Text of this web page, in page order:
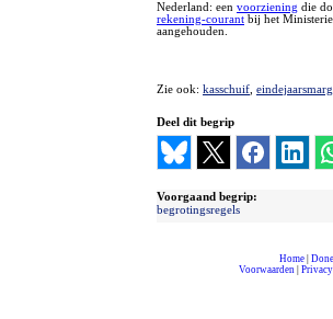
Nederland: een voorziening die
rekening-courant bij het
aangehouden.
Zie ook: kasschuif
Deel dit begrip
Voorgaand begrip:
begrotingsregels
Home|
Voorwaarden|